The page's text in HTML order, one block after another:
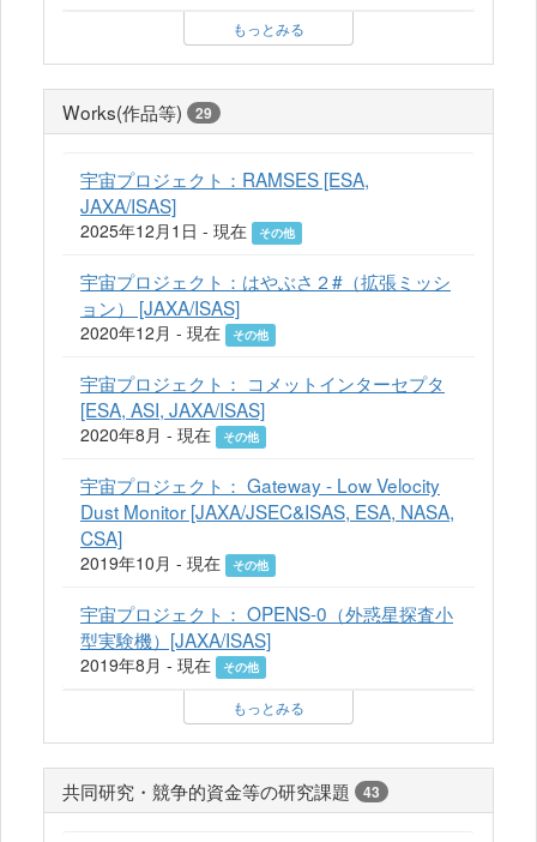
もっとみる
Works(作品等) 29
宇宙プロジェクト：RAMSES [ESA,
JAXA/ISAS]
2025年12月1日 - 現在 その他
宇宙プロジェクト：はやぶさ２#（拡張ミッシ
ョン） [JAXA/ISAS]
2020年12月 - 現在 その他
宇宙プロジェクト： コメットインターセプタ
[ESA, ASI, JAXA/ISAS]
2020年8月 - 現在 その他
宇宙プロジェクト： Gateway - Low Velocity
Dust Monitor [JAXA/JSEC&ISAS, ESA, NASA,
CSA]
2019年10月 - 現在 その他
宇宙プロジェクト： OPENS-0（外惑星探査小
型実験機）[JAXA/ISAS]
2019年8月 - 現在 その他
もっとみる
共同研究・競争的資金等の研究課題 43